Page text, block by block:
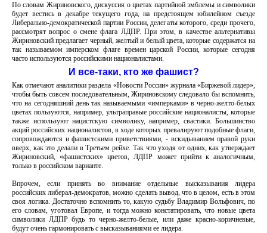
По словам Жириновского, дискуссия о цветах партийной эмблемы и символики
будет вестись в декабре текущего года, на предстоящем юбилейном съезде
Либерально-демократической партии России, делегаты которого, среди прочего,
рассмотрят вопрос о смене флага ЛДПР. При этом, в качестве альтернативы
Жириновский предлагает черный, желтый и белый цвета, которые содержатся на
так называемом имперском флаге времен царской России, которые сегодня
часто используются российскими националистами.
И все-таки, кто же фашист?
Как отмечают аналитики раздела «Новости России» журнала «Биржевой лидер»,
чтобы быть совсем последовательным, Жириновскому следовало бы вспомнить,
что на сегодняшний день так называемыми «имперками» в черно-желто-белых
цветах пользуются, например, ультраправые российские националисты, которые
также используют нацистскую символику, например, свастики. Большинство
акций российских националистов, в ходе которых превалируют подобные флаги,
сопровождаются и фашистскими приветствиями, - вскидыванием правой руки
вверх, как это делали в Третьем рейхе. Так что уходя от одних, как утверждает
Жириновский, «фашистских» цветов, ЛДПР может прийти к аналогичным,
только в российском варианте.
Впрочем, если принять во внимание отдельные высказывания лидера
российских либерал-демократов, можно сделать вывод, что в целом, есть в этом
своя логика. Достаточно вспомнить то, какую судьбу Владимир Вольфович, по
его словам, уготовал Европе, и тогда можно констатировать, что новые цвета
символики ЛДПР будь то черно-желто-белые, или даже красно-коричневые,
будут очень гармонировать с высказываниями ее лидера.